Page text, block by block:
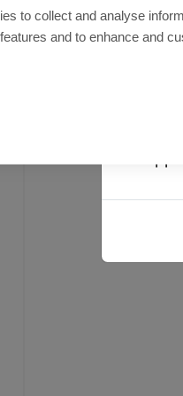
När du
to collect and analyse
and to enhance and